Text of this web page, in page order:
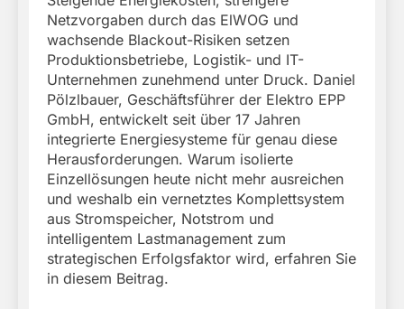
Netzvorgaben durch das ElWOG und
wachsende Blackout-Risiken setzen
Produktionsbetriebe, Logistik- und IT-
Unternehmen zunehmend unter Druck. Daniel
Pölzlbauer, Geschäftsführer der Elektro EPP
GmbH, entwickelt seit über 17 Jahren
integrierte Energiesysteme für genau diese
Herausforderungen. Warum isolierte
Einzellösungen heute nicht mehr ausreichen
und weshalb ein vernetztes Komplettsystem
aus Stromspeicher, Notstrom und
intelligentem Lastmanagement zum
strategischen Erfolgsfaktor wird, erfahren Sie
in diesem Beitrag.